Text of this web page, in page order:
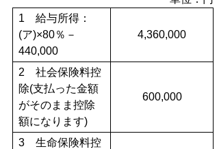
1 給与所得：
(ア)×80％－
440,000
4,360,000
2 社会保険料控
除(支払った金額
がそのまま控除
額になります)
600,000
3 生命保険料控